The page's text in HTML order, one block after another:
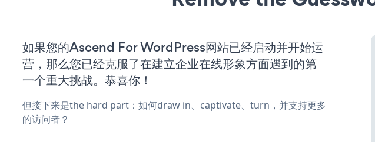
如果您的Ascend For WordPress网站已经启动并开始运
营，那么您已经克服了在建立企业在线形象方面遇到的第
一个重大挑战。恭喜你！
但接下来是the hard part：如何draw in、captivate、turn，并支持更多
的访问者？